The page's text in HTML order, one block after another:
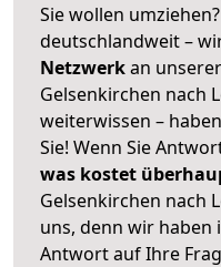
Sie wollen
deutschlandweit –
Netzwerkan
Gelsenkirchen nach
weiterwissen –
Sie! Wenn Sie
was kostet
Gelsenkirchen nach
uns, denn wir haben
Antwort auf Ihre